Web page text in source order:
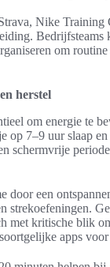
Nike
Bedrijfsteams
om
herstel
om energie te
op 7–9 uur slaap
schermvrije
door een
strekoefeningen.
met kritische blik
apps